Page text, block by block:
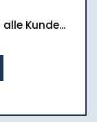
Kunde...